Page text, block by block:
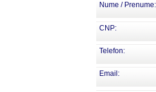
Nume / Prenume:
CNP:
Telefon:
Email: